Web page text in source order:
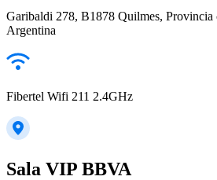
Garibaldi 278, B1878 Quilmes, Provincia
Argentina
Fibertel Wifi 211 2.4GHz
Sala VIP BBVA